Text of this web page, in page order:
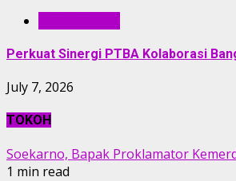
Perkuat Sinergi PTBA Kolaborasi
July 7, 2026
TOKOH
Soekarno, Bapak Proklamator
1 min read